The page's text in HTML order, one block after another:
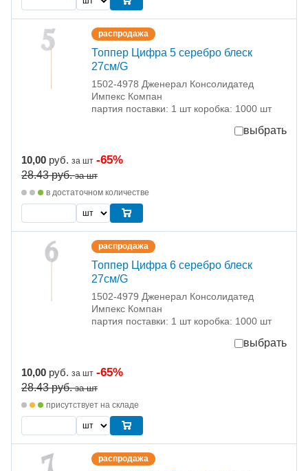
распродажа
Топпер Цифра 5 серебро блеск
27см/G
1502-4978 Дженерал Консолидатед
Импекс Компан
партия поставки: 1 шт коробка: 1000 шт
выбрать
10,00 руб. за шт -65%
28.43руб. за шт
в достаточном количестве
распродажа
Топпер Цифра 6 серебро блеск
27см/G
1502-4979 Дженерал Консолидатед
Импекс Компан
партия поставки: 1 шт коробка: 1000 шт
выбрать
10,00 руб. за шт -65%
28.43руб. за шт
присутствует на складе
распродажа